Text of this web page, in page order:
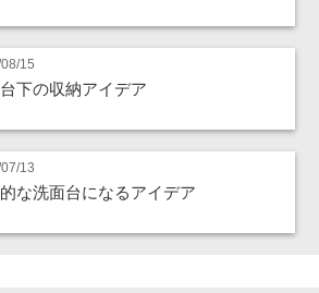
15
下の収納アイデア
13
な洗面台になるアイデア